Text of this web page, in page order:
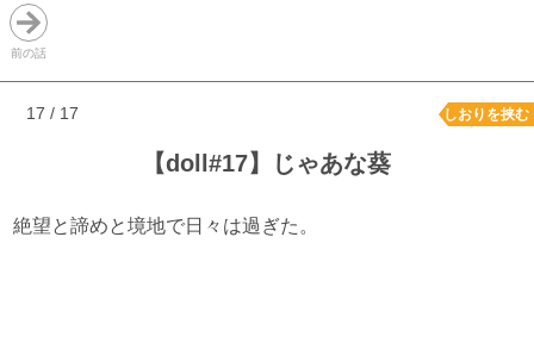
前の話
17 / 17 しおりを挟む
【doll#17】じゃあな葵
絶望と諦めと境地で日々は過ぎた。